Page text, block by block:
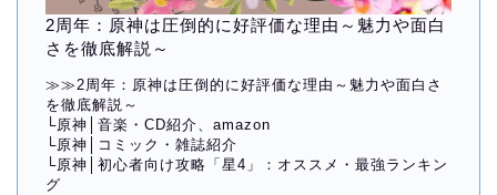
2周年：原神は圧倒的に好評価な理由～魅力や面白
さを徹底解説～
≫≫2周年：原神は圧倒的に好評価な理由～魅力や面白さ
を徹底解説～
└原神│音楽・CD紹介、amazon
└原神│コミック・雑誌紹介
└原神│初心者向け攻略「星4」：オススメ・最強ランキン
グ